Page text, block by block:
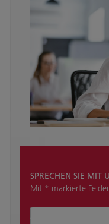
SPRECHEN SIE MIT
Mit * markierte